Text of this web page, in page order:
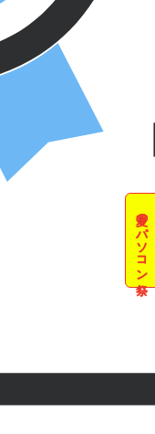
夏のパソコン祭